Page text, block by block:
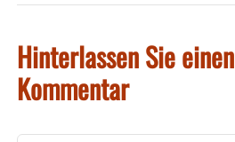
Hinterlassen Sie einen
Kommentar